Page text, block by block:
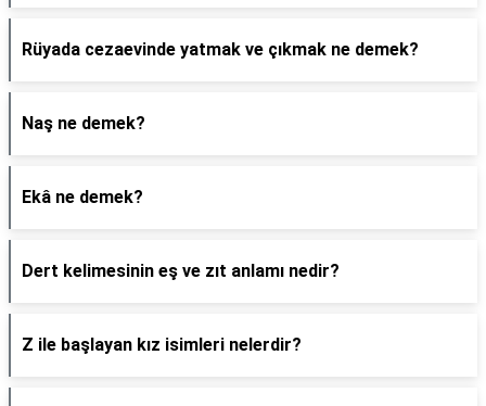
Rüyada cezaevinde yatmak ve çıkmak ne demek?
Naş ne demek?
Ekâ ne demek?
Dert kelimesinin eş ve zıt anlamı nedir?
Z ile başlayan kız isimleri nelerdir?